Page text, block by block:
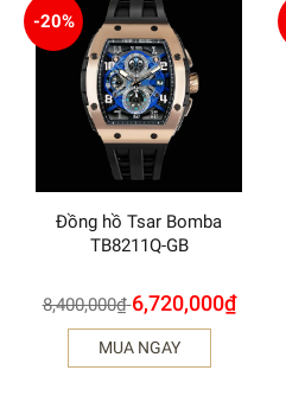
-20%
Đồng hồ Tsar Bomba
TB8211Q-GB
8,400,000₫ 6,720,000₫
MUA NGAY